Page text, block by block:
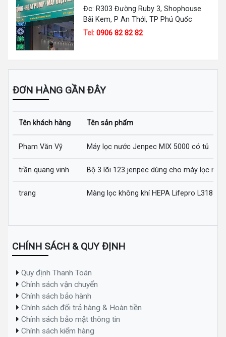
Đc: R303 Đường Ruby 3, Shophouse
Bãi Kem, P An Thới, TP Phú Quốc
Tel:0906 82 82 82
ĐƠN HÀNG GẦN ĐÂY
Tên khách hàng Tên sản phẩm
Phạm Văn Vỹ Máy lọc nước Jenpec MIX 5000 có tủ
trần quang vinh Bộ 3 lõi 123 jenpec dùng cho máy lọc
trang Màng lọc không khí HEPA Lifepro L318-AZ
CHÍNH SÁCH & QUY ĐỊNH
Quy định Thanh Toán
Chính sách vận chuyển
Chính sách bảo hành
Chính sách đổi trả hàng & Hoàn tiền
Chính sách bảo mật thông tin
Chính sách kiểm hàng